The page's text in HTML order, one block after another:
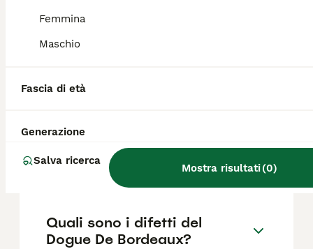
Femmina
Maschio
Fascia di età
Generazione
Salva ricerca
Mostra risultati(0)
base a fattori come il pedigree, la
Quanto dura la vita di un
Dogue De Bordeaux?
Qual è il carattere del Dogue
De Bordeaux?
Quali sono i difetti del
Dogue De Bordeaux?